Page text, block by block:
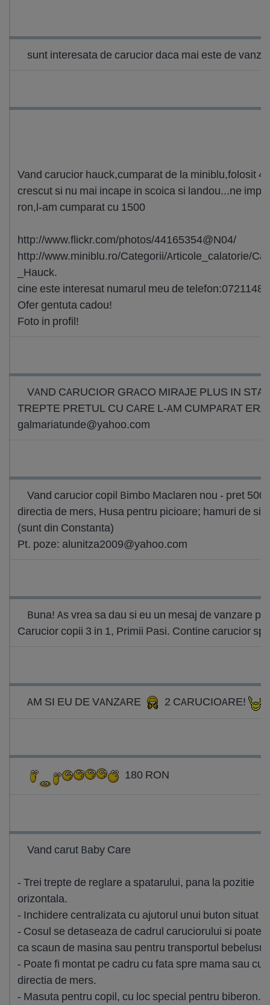
sunt interesata de carucior daca mai este de
Vand carucior hauck,cumparat de la miniblu,folosit
crescut si nu mai incape in scoica si landou...ne
ron,l-am cumparat cu 1500
http://www.flickr.com/photos/44165354@N04/
http://www.miniblu.ro/Categorii/Articole_calatorie/
_Hauck.
cine este interesat numarul meu de
Ofer gentuta cadou!
Foto in profil!
VAND CARUCIOR GRACO MIRAJE PLUS IN
TREPTE PRETUL CU CARE L-AM CUMPARAT
galmariatunde@yahoo.com
Vand carucior copil Bimbo Maclaren nou - pret
directia de mers, Husa pentru picioare; hamuri de
(sunt din Constanta)
Pt. poze: alunitza2009@yahoo.com
Buna! As vrea sa dau si eu un mesaj de vanzare
Carucior copii 3 in 1, Primii Pasi. Contine carucior
AM SI EU DE VANZARE 2 CARUCIOARE!
180 RON
Vand carut Baby Care
- Trei trepte de reglare a spatarului, pana la pozitie
orizontala.
- Inchidere centralizata cu ajutorul unui buton situat
- Cosul se detaseaza de cadrul caruciorului si poate
ca scaun de masina sau pentru transportul
- Poate fi montat pe cadru cu fata spre mama sau cu
directia de mers.
- Masuta pentru copil, cu loc special pentru biberon.